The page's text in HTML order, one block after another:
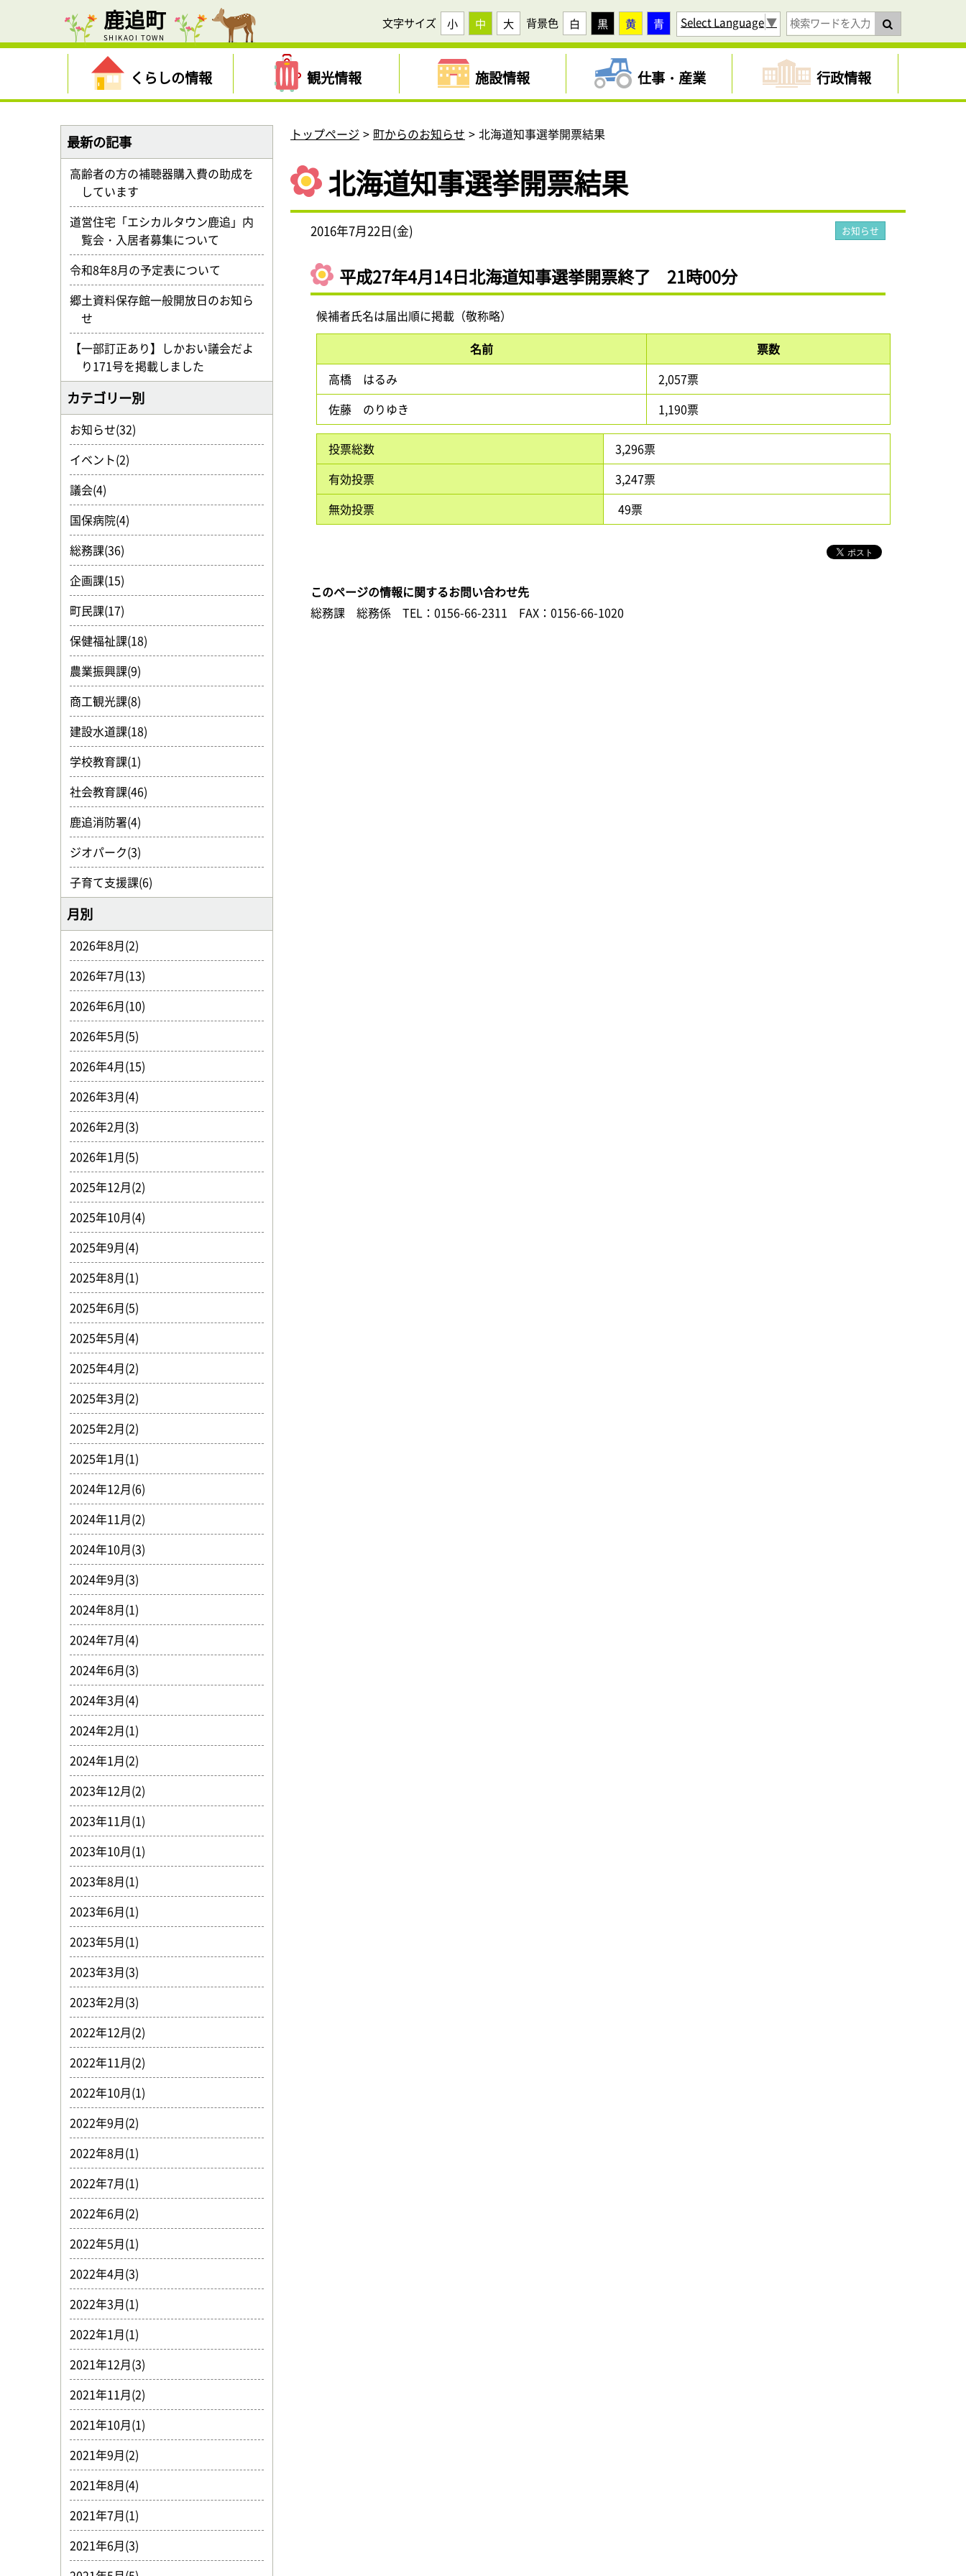
鹿追町
SHIKAOI TOWN
文字サイズ 小 中 大 背景色 白 黒 黄 青 Select Language▼
くらしの情報 観光情報 施設情報 仕事・産業 行政情報
トップページ 町からのお知らせ 北海道知事選挙開票結果
北海道知事選挙開票結果
2016年7月22日(金) お知らせ
平成27年4月14日北海道知事選挙開票終了 21時00分
候補者氏名は届出順に掲載（敬称略）
名前
票数
高橋 はるみ
2,057票
佐藤 のりゆき
1,190票
投票総数
3,296票
有効投票
3,247票
無効投票
49票
このページの情報に関するお問い合わせ先
総務課 総務係
TEL：0156-66-2311 FAX：0156-66-1020
最新の記事
高齢者の方の補聴器購入費の助成を
しています
道営住宅「エシカルタウン鹿追」内
覧会・入居者募集について
令和8年8月の予定表について
郷土資料保存館一般開放日のお知ら
せ
【一部訂正あり】しかおい議会だよ
り171号を掲載しました
カテゴリー別
お知らせ(32)
イベント(2)
議会(4)
国保病院(4)
総務課(36)
企画課(15)
町民課(17)
保健福祉課(18)
農業振興課(9)
商工観光課(8)
建設水道課(18)
学校教育課(1)
社会教育課(46)
鹿追消防署(4)
ジオパーク(3)
子育て支援課(6)
月別
2026年8月(2)
2026年7月(13)
2026年6月(10)
2026年5月(5)
2026年4月(15)
2026年3月(4)
2026年2月(3)
2026年1月(5)
2025年12月(2)
2025年10月(4)
2025年9月(4)
2025年8月(1)
2025年6月(5)
2025年5月(4)
2025年4月(2)
2025年3月(2)
2025年2月(2)
2025年1月(1)
2024年12月(6)
2024年11月(2)
2024年10月(3)
2024年9月(3)
2024年8月(1)
2024年7月(4)
2024年6月(3)
2024年3月(4)
2024年2月(1)
2024年1月(2)
2023年12月(2)
2023年11月(1)
2023年10月(1)
2023年8月(1)
2023年6月(1)
2023年5月(1)
2023年3月(3)
2023年2月(3)
2022年12月(2)
2022年11月(2)
2022年10月(1)
2022年9月(2)
2022年8月(1)
2022年7月(1)
2022年6月(2)
2022年5月(1)
2022年4月(3)
2022年3月(1)
2022年1月(1)
2021年12月(3)
2021年11月(2)
2021年10月(1)
2021年9月(2)
2021年8月(4)
2021年7月(1)
2021年6月(3)